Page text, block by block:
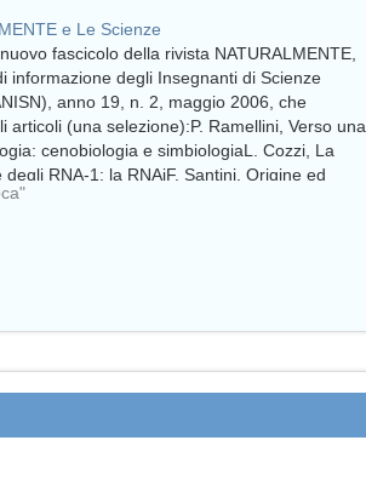
e Le Scienze
nuovo fascicolo della rivista NATURALMENTE,
informazione degli Insegnanti di Scienze
anno 19, n. 2, maggio 2006, che
articoli (una selezione):P. Ramellini, Verso una
cenobiologia e simbiologiaL. Cozzi, La
degli RNA-1: la RNAiF. Santini, Origine ed
dei TetraodontiformiT.…